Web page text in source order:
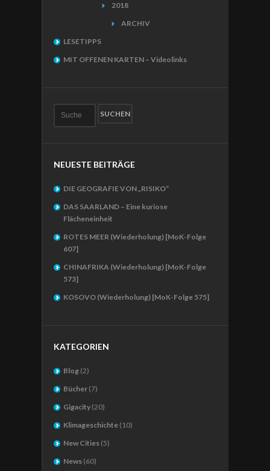
2018
ARCHIV
LESETIPPS
MIT OFFENEN KARTEN – Videolinks
NEUESTE BEITRÄGE
DIE GEOGRAFIE VON „RISIKO“
DAS SAARLAND – Eine kuriose
Flächeneinheit
ROTES MEER (Wiederholung) [MoK-Folge
607]
CHINAFRIKA (Wiederholung) [MoK-Folge
573]
KOSOVO (Wiederholung) [MoK-Folge 575]
KATEGORIEN
Blog (2)
Bücher (7)
Gigacity (20)
Klimageschichte (10)
New Cities (5)
News (60)